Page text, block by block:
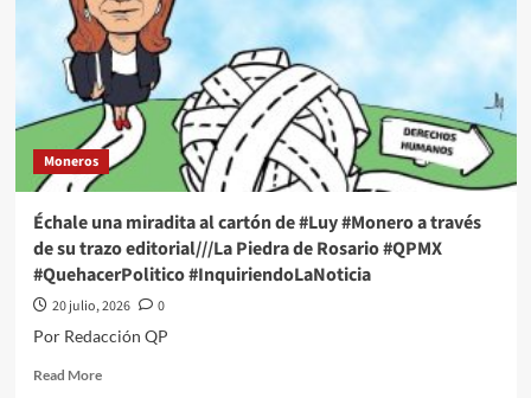
con
Trump
sobre
asuntos
comerciales
en
su
visita
Moneros
Échale una miradita al cartón de #Luy #Monero a través
de su trazo editorial///La Piedra de Rosario #QPMX
#QuehacerPolitico #InquiriendoLaNoticia
20 julio, 2026
0
Por Redacción QP
Read MoreRead